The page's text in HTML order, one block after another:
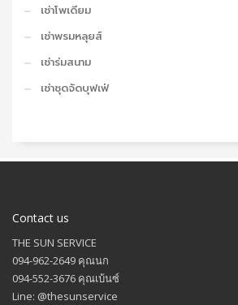
เช่าโพเดียม
เช่าพรมหลุยส์
เช่าร่มสนาม
เช่าชุดจัดบุฟเฟ่
Contact us
THE SUN SERVICE
094-962-2649 คุณนก
094-552-3676 คุณเบ้นซ์
Line: @thesunservice